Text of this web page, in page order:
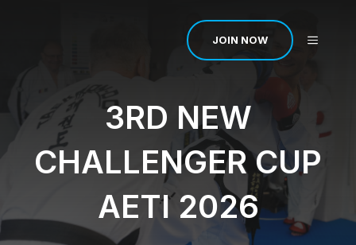
JOIN NOW MENÜ
3RD NEW
CHALLENGER CUP
AETI 2026